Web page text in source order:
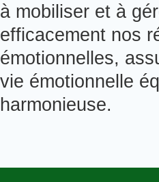
à mobiliser et à
efficacement nos
émotionnelles,
vie émotionnelle
harmonieuse.